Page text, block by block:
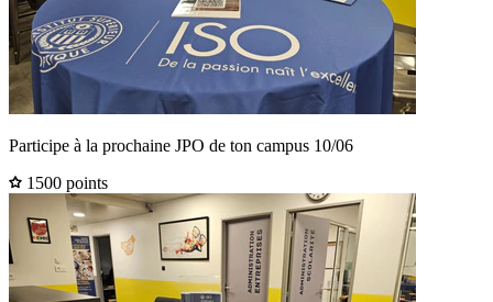
Participe à la prochaine JPO de ton campus 10/06
1500 points